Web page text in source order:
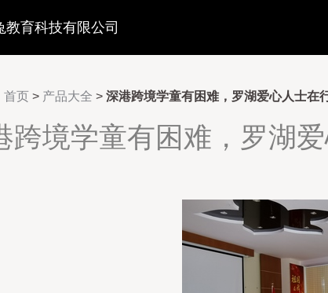
教育科技有限公司
首页 > 产品大全 > 深港跨境学童有困难，罗湖爱心人士在
跨境学童有困难，罗湖